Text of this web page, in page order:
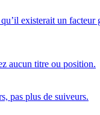
existerait un
aucun titre ou position.
pas plus de suiveurs.